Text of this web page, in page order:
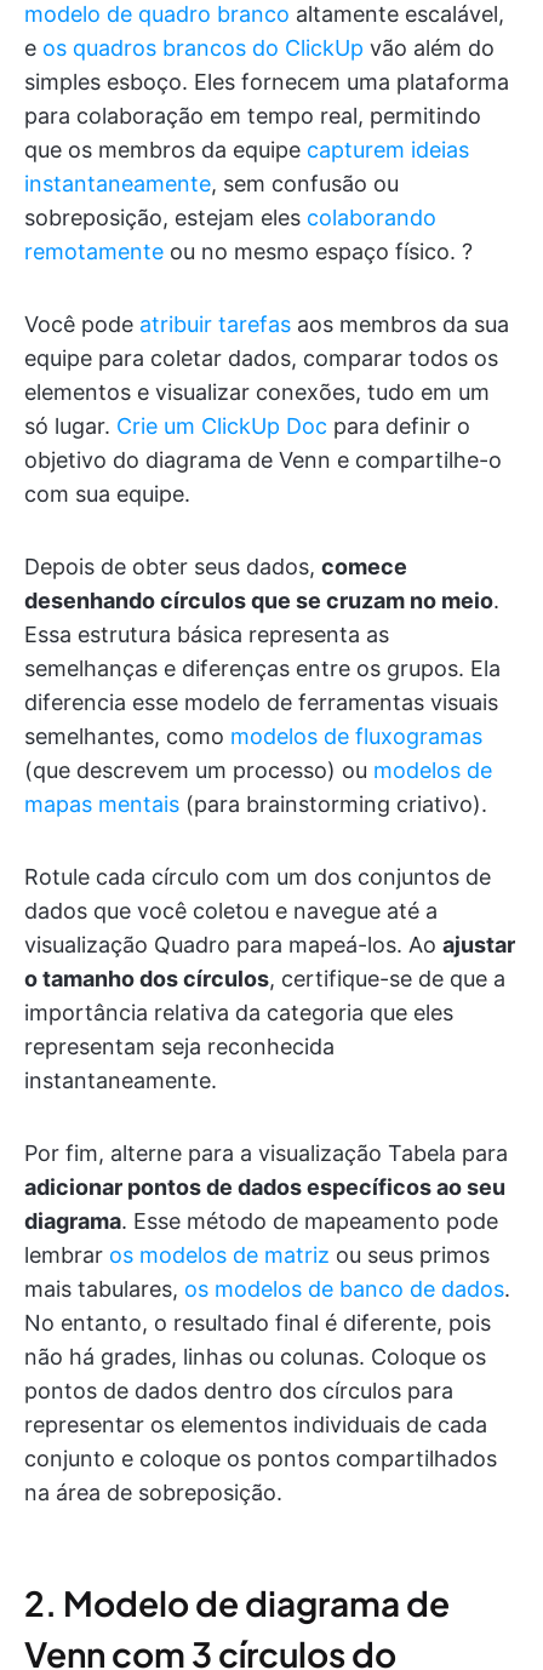
modelo de quadro branco altamente escalável,
e os quadros brancos do ClickUp vão além do
simples esboço. Eles fornecem uma plataforma
para colaboração em tempo real, permitindo
que os membros da equipe capturem ideias
instantaneamente, sem confusão ou
sobreposição, estejam eles colaborando
remotamente ou no mesmo espaço físico. ?
Você pode atribuir tarefas aos membros da sua
equipe para coletar dados, comparar todos os
elementos e visualizar conexões, tudo em um
só lugar. Crie um ClickUp Doc para definir o
objetivo do diagrama de Venn e compartilhe-o
com sua equipe.
Depois de obter seus dados, comece
desenhando círculos que se cruzam no meio.
Essa estrutura básica representa as
semelhanças e diferenças entre os grupos. Ela
diferencia esse modelo de ferramentas visuais
semelhantes, como modelos de fluxogramas
(que descrevem um processo) ou modelos de
mapas mentais (para brainstorming criativo).
Rotule cada círculo com um dos conjuntos de
dados que você coletou e navegue até a
visualização Quadro para mapeá-los. Ao ajustar
o tamanho dos círculos, certifique-se de que a
importância relativa da categoria que eles
representam seja reconhecida
instantaneamente.
Por fim, alterne para a visualização Tabela para
adicionar pontos de dados específicos ao seu
diagrama. Esse método de mapeamento pode
lembrar os modelos de matriz ou seus primos
mais tabulares, os modelos de banco de dados.
No entanto, o resultado final é diferente, pois
não há grades, linhas ou colunas. Coloque os
pontos de dados dentro dos círculos para
representar os elementos individuais de cada
conjunto e coloque os pontos compartilhados
na área de sobreposição.
2. Modelo de diagrama de
Venn com 3 círculos do